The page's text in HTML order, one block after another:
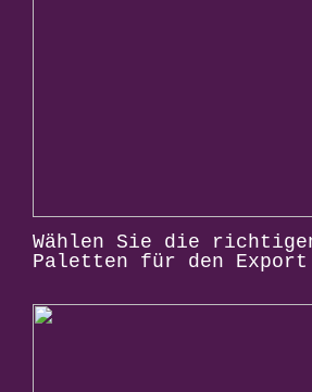
Wählen Sie die richtigen
Paletten für den Export